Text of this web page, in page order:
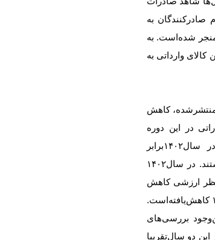
صادرکنندگان به
منجر شده‌است. به
وارداتی به
کاهش
کالاهای صادراتی در این دوره
افزایش‌یافته‌است. وزن کالاهای صادراتی کشور در سال‌۱۴۰۱‌برابر ۱۲۴.۲۴‌میلیون ‌تن و در سال‌۱۴۰۲‌برابر
۱۳۶.۳۴‌میلیون ‌تن بوده‌است. از سال‌۱۳۹۰ تا سال‌۱۴۰۱ صادرات وزنی و ارزشی رشد نسبی داشتند. در سال‌۱۴۰۲
منظر ارزشی کاهش
داشته‌است. بنابراین آنچه واضح است ارزش هر‌تن کالای صادراتی در سال‌۱۴۰۲ نسبت به سال‌۱۴۰۱ کاهش‌یافته‌است.
بررسی‌‌‌‌‌های
دو سال‌تقریبا